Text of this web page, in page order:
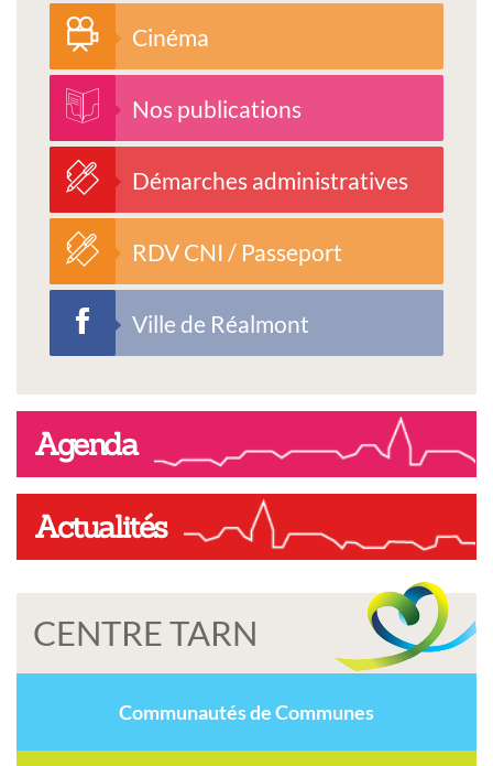
Cinéma
Nos publications
Démarches administratives
RDV CNI / Passeport
Ville de Réalmont
Agenda
Actualités
CENTRE TARN
Communautés de Communes